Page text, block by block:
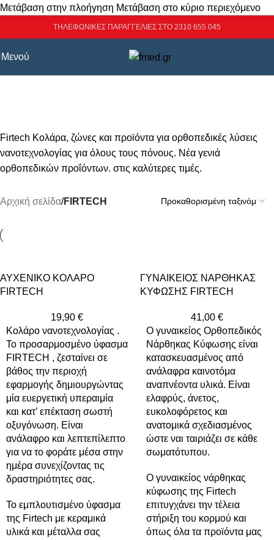
Μετάβαση στην πλοήγηση Μετάβαση στο κύριο περιεχόμενο
ΤΗΛΕΦΩΝΙΚΕΣ ΠΑΡΑΓΓΕΛΙΕΣ ΣΤΟ 2310 655 045
Μενού
Firtech Κολάρα, ζώνες και προϊόντα για ορθοπεδικές λύσεις
νανοτεχνολογίας για όλους τους πόνους. Νέα γενιά
ορθοπεδικών προΐόντων. στις καλύτερες τιμές.
Αρχική σελίδα/FIRTECH
ΑΥΧΕΝΙΚΟ ΚΟΛΑΡΟ
FIRTECH
19,90 €
Κολάρο νανοτεχνολογίας .
Το προσαρμοσμένο ύφασμα
FIRTECH , ζεσταίνει σε
βάθος την περιοχή
εφαρμογής δημιουργώντας
μία ευεργετική υπεραιμία
και κατ’ επέκταση σωστή
οξυγόνωση. Είναι
ανάλαφρο και λεπτεπίλεπτο
για να το φοράτε μέσα στην
ημέρα συνεχίζοντας τις
δραστηριότητες σας.
Το εμπλουτισμένο ύφασμα
της Firtech με κεραμικά
υλικά και μέταλλα σας
ΓΥΝΑΙΚΕΙΟΣ ΝΑΡΘΗΚΑΣ
ΚΥΦΩΣΗΣ FIRTECH
41,00 €
Ο γυναικείος Ορθοπεδικός
Νάρθηκας Κύφωσης είναι
κατασκευασμένος από
ανάλαφρα καινοτόμα
αναπνέοντα υλικά. Είναι
ελαφρύς, άνετος,
ευκολοφόρετος και
ανατομικά σχεδιασμένος
ώστε ναι ταιριάζει σε κάθε
σωματότυπου.
Ο γυναικείος νάρθηκας
κύφωσης της Firtech
επιτυγχάνει την τέλεια
στήριξη του κορμού και
όπως όλα τα προϊόντα μας